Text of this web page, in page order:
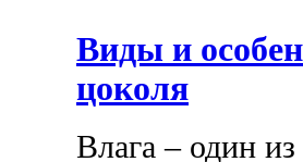
Виды и
цоколя
Влага – один